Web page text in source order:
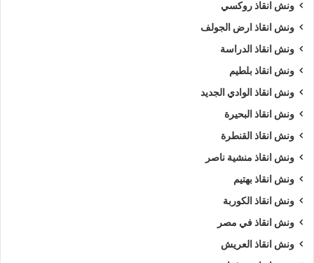
ونش انقاذ روكسي
ونش انقاذ ارض الجولف
ونش انقاذ الدراسة
ونش انقاذ بلطيم
ونش انقاذ الوادي الجديد
ونش انقاذ البحيرة
ونش انقاذ القنطرة
ونش انقاذ منشية ناصر
ونش انقاذ بهتيم
ونش انقاذ الكوربة
ونش انقاذ في مصر
ونش انقاذ العريش